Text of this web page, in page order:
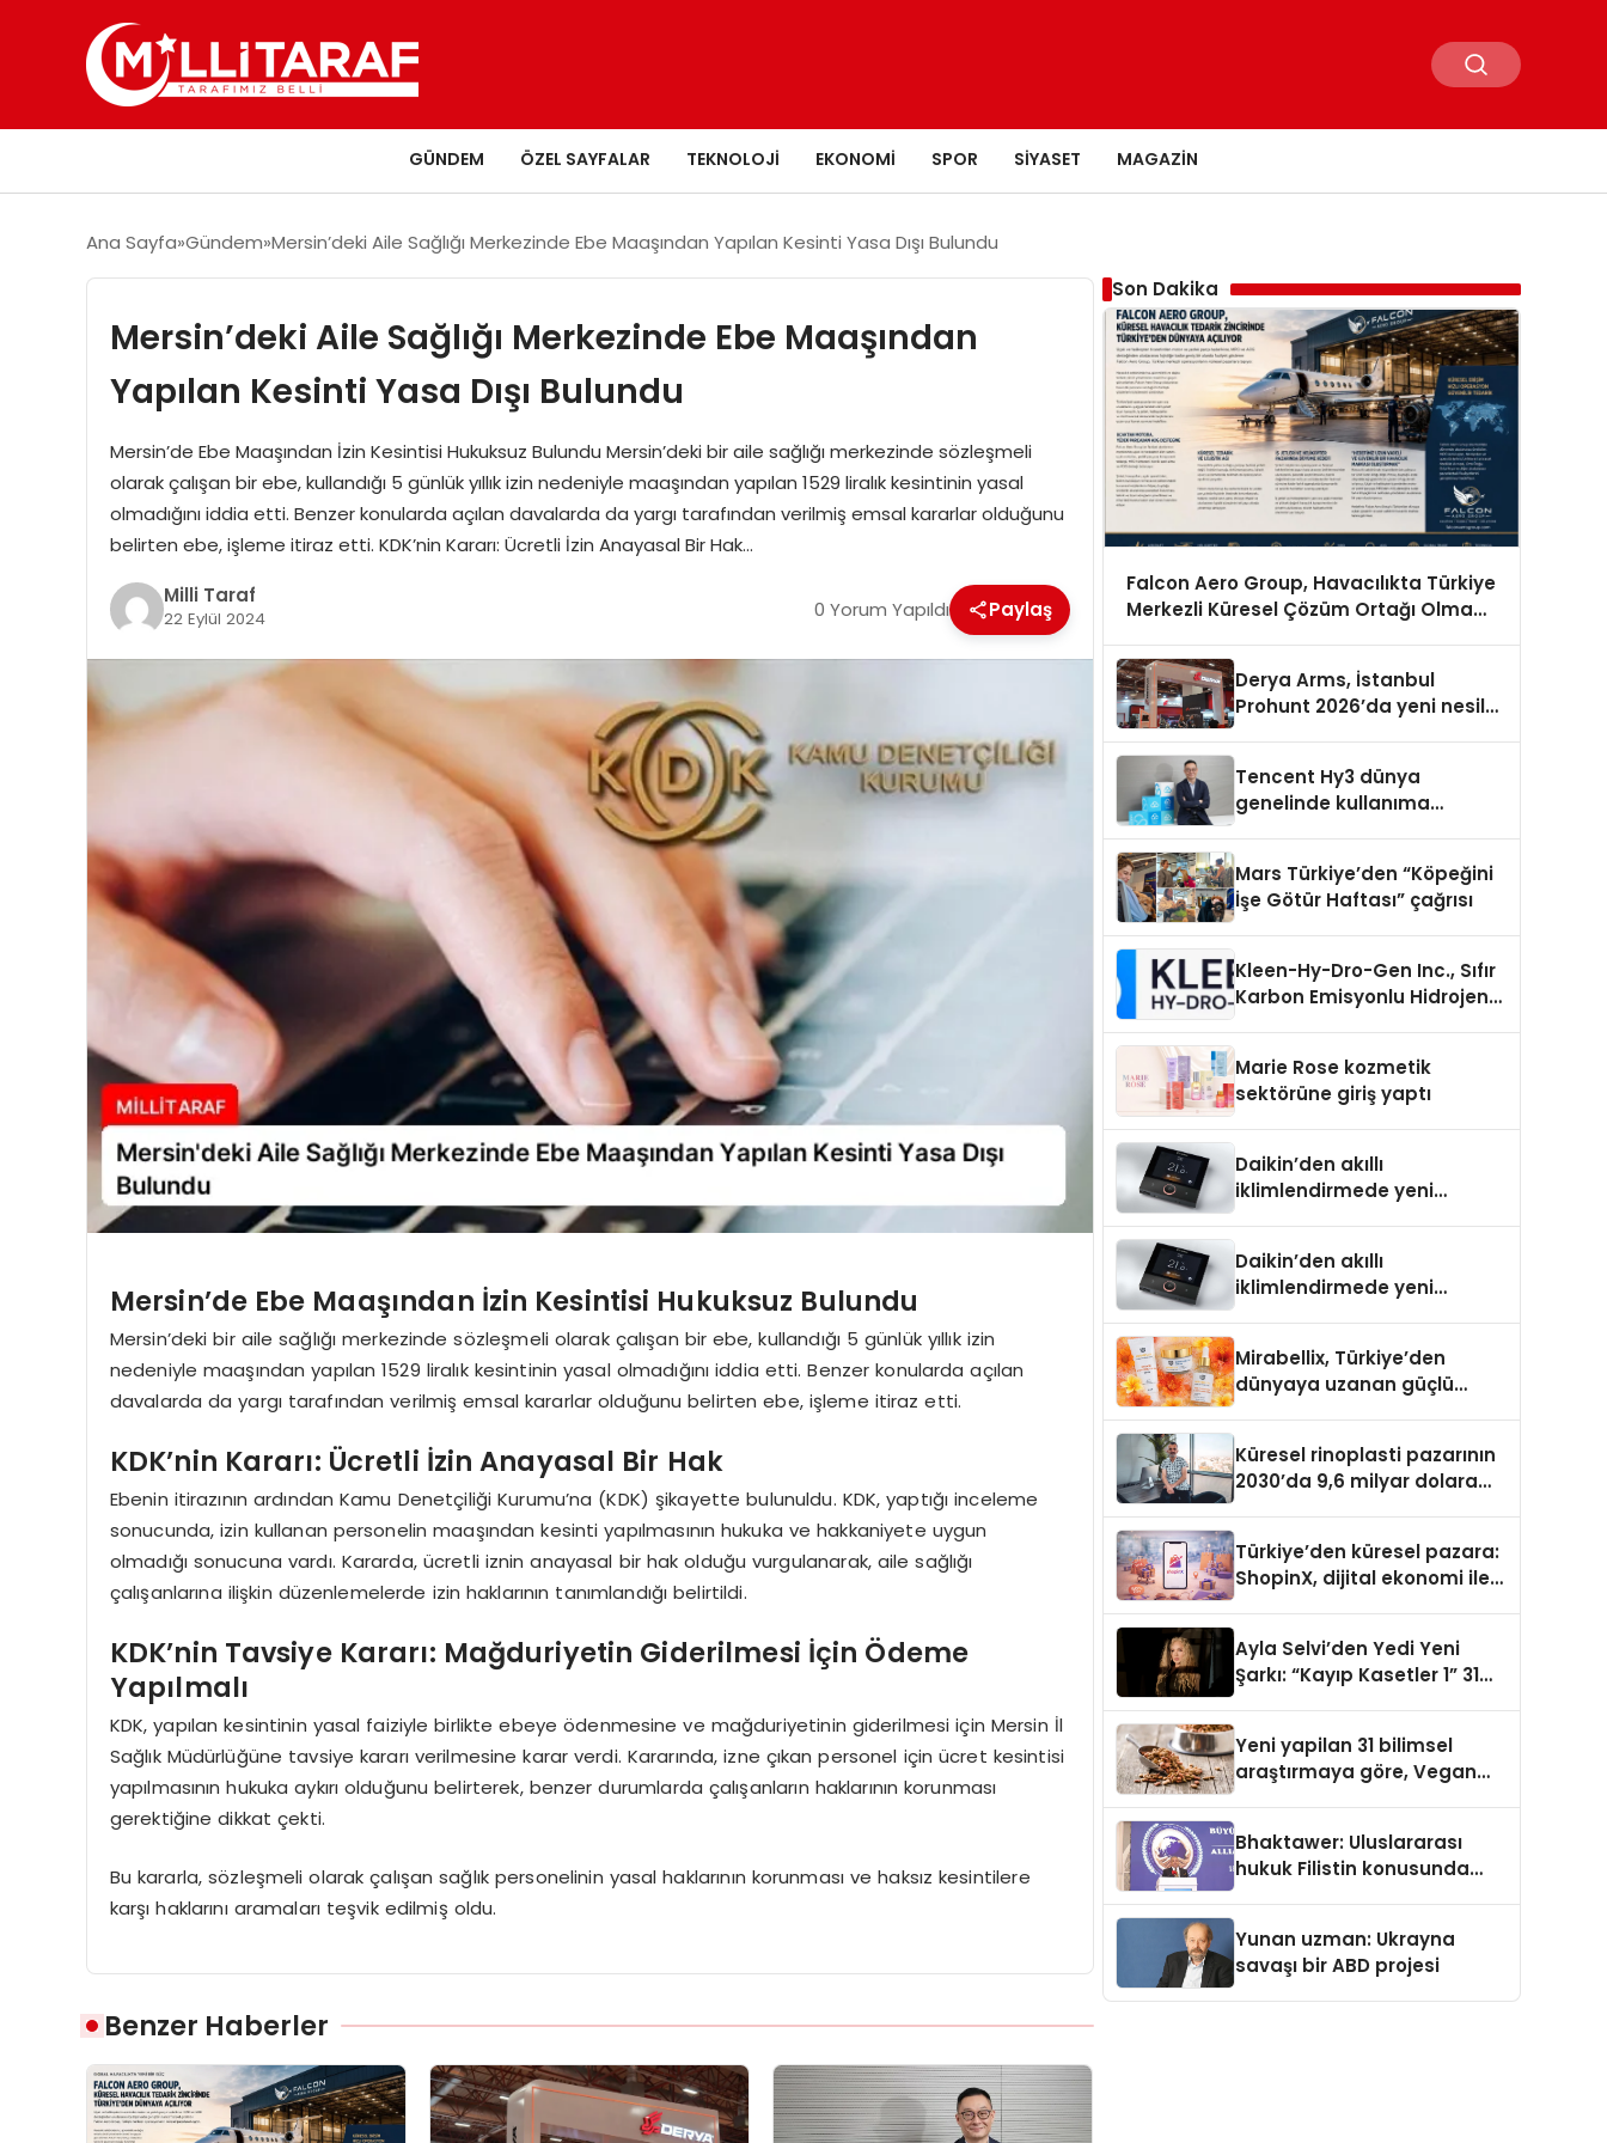
GÜNDEM ÖZEL SAYFALAR TEKNOLOJI EKONOMI SPOR SIYASET MAGAZIN
Ana Sayfa Gündem Mersin’deki Aile Sağlığı Merkezinde Ebe Maaşından Yapılan Kesinti Yasa Dışı Bulundu
Mersin’deki Aile Sağlığı Merkezinde Ebe Maaşından
Yapılan Kesinti Yasa Dışı Bulundu
Mersin’de Ebe Maaşından İzin Kesintisi Hukuksuz Bulundu Mersin’deki bir aile sağlığı merkezinde sözleşmeli
olarak çalışan bir ebe, kullandığı 5 günlük yıllık izin nedeniyle maaşından yapılan 1529 liralık kesintinin yasal
olmadığını iddia etti. Benzer konularda açılan davalarda da yargı tarafından verilmiş emsal kararlar olduğunu
belirten ebe, işleme itiraz etti. KDK’nin Kararı: Ücretli İzin Anayasal Bir Hak…
Milli Taraf
22 Eylül 2024 0 Yorum Yapıldı Paylaş
Mersin’de Ebe Maaşından İzin Kesintisi Hukuksuz Bulundu
Mersin’deki bir aile sağlığı merkezinde sözleşmeli olarak çalışan bir ebe, kullandığı 5 günlük yıllık izin
nedeniyle maaşından yapılan 1529 liralık kesintinin yasal olmadığını iddia etti. Benzer konularda açılan
davalarda da yargı tarafından verilmiş emsal kararlar olduğunu belirten ebe, işleme itiraz etti.
KDK’nin Kararı: Ücretli İzin Anayasal Bir Hak
Ebenin itirazının ardından Kamu Denetçiliği Kurumu’na (KDK) şikayette bulunuldu. KDK, yaptığı inceleme
sonucunda, izin kullanan personelin maaşından kesinti yapılmasının hukuka ve hakkaniyete uygun
olmadığı sonucuna vardı. Kararda, ücretli iznin anayasal bir hak olduğu vurgulanarak, aile sağlığı
çalışanlarına ilişkin düzenlemelerde izin haklarının tanımlandığı belirtildi.
KDK’nin Tavsiye Kararı: Mağduriyetin Giderilmesi İçin Ödeme
Yapılmalı
KDK, yapılan kesintinin yasal faiziyle birlikte ebeye ödenmesine ve mağduriyetinin giderilmesi için Mersin İl
Sağlık Müdürlüğüne tavsiye kararı verilmesine karar verdi. Kararında, izne çıkan personel için ücret kesintisi
yapılmasının hukuka aykırı olduğunu belirterek, benzer durumlarda çalışanların haklarının korunması
gerektiğine dikkat çekti.
Bu kararla, sözleşmeli olarak çalışan sağlık personelinin yasal haklarının korunması ve haksız kesintilere
karşı haklarını aramaları teşvik edilmiş oldu.
Benzer Haberler
Son Dakika
Falcon Aero Group, Havacılıkta Türkiye
Merkezli Küresel Çözüm Ortağı Olma
Derya Arms, İstanbul
Prohunt 2026’da yeni nesil
Tencent Hy3 dünya
genelinde kullanıma
Mars Türkiye’den “Köpeğini
İşe Götür Haftası” çağrısı
Kleen-Hy-Dro-Gen Inc., Sıfır
Karbon Emisyonlu Hidrojen
Aldı
Marie Rose kozmetik
sektörüne giriş yaptı
Daikin’den akıllı
iklimlendirmede yeni
Daikin’den akıllı
iklimlendirmede yeni
Mirabellix, Türkiye’den
dünyaya uzanan güçlü
Küresel rinoplasti pazarının
2030’da 9,6 milyar dolara
Türkiye’den küresel pazara:
ShopinX, dijital ekonomi ile
Ayla Selvi’den Yedi Yeni
Şarkı: “Kayıp Kasetler 1” 31
Yeni yapilan 31 bilimsel
araştırmaya göre, Vegan
Sindirildiğini Ortaya Koydu
Bhaktawer: Uluslararası
hukuk Filistin konusunda
Yunan uzman: Ukrayna
savaşı bir ABD projesi